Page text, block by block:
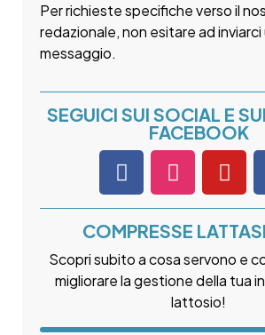
Per richieste specifiche verso il
redazionale, non esitare ad inviarci
messaggio.
SEGUICI SUI SOCIAL E
FACEBOOK
COMPRESSE
Scopri subito a cosa servono e
migliorare la gestione della tua
lattosio!